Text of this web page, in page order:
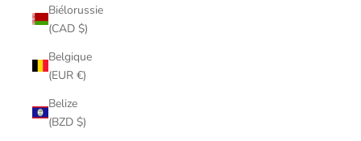
Biélorussie
(CAD $)
Belgique
(EUR €)
Belize
(BZD $)